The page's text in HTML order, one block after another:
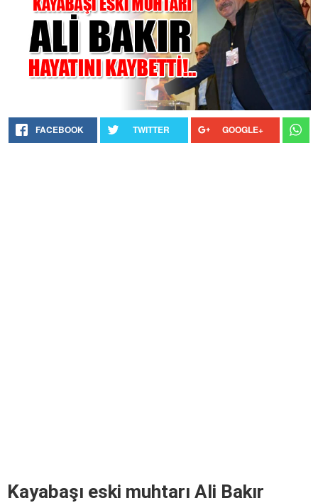
FACEBOOK TWITTER GOOGLE+
Kayabaşı eski muhtarı Ali Bakır